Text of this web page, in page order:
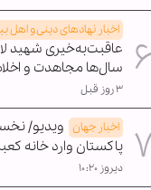
اخبار نهادهای دینی و اهل
عاقبت‌به‌خیری شهید
سال‌ها مجاهدت و
۳ روز قبل
اخبار جهان ویدیو/
پاکستان وارد خانه
دیروز ۱۰:۲۰